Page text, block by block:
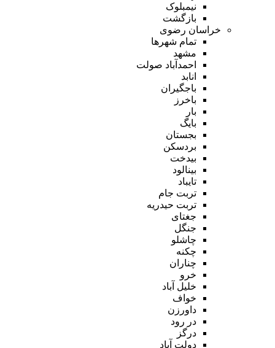
نیمبلوک
بازگشت
خراسان رضوی
تمام شهر‌ها
مشهد
احمدآباد صولت
انابد
باجگیران
باخرز
بار
بایگ
بجستان
بردسکن
بیدخت
بینالود
تایباد
تربت جام
تربت حیدریه
جغتای
جنگل
چاشلو
چکنه
چناران
خرو
خلیل آباد
خواف
داورزن
در رود
درگز
دولت آباد